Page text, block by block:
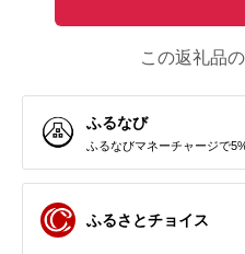
この返礼品
ふるなび
ふるなびマネーチャージで
ふるさとチョイス